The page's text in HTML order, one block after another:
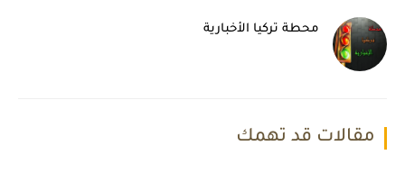
محطة تركيا الأخبارية
مقالات قد تهمك